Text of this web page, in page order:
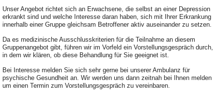
Unser Angebot richtet sich an Erwachsene, die selbst an einer Depression
erkrankt sind und welche Interesse daran haben, sich mit Ihrer Erkrankung
innerhalb einer Gruppe gleichsam Betroffener aktiv auseinander zu setzen.
Da es medizinische Ausschlusskriterien für die Teilnahme an diesem
Gruppenangebot gibt, führen wir im Vorfeld ein Vorstellungsgespräch durch,
in dem wir klären, ob diese Behandlung für Sie geeignet ist.
Bei Interesse melden Sie sich sehr gerne bei unserer Ambulanz für
psychische Gesundheit an. Wir werden uns dann zeitnah bei Ihnen melden
um einen Termin zum Vorstellungsgespräch zu vereinbaren.